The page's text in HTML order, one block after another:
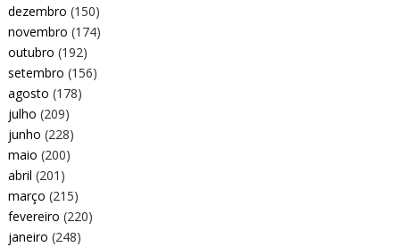
dezembro (150)
novembro (174)
outubro (192)
setembro (156)
agosto (178)
julho (209)
junho (228)
maio (200)
abril (201)
março (215)
fevereiro (220)
janeiro (248)